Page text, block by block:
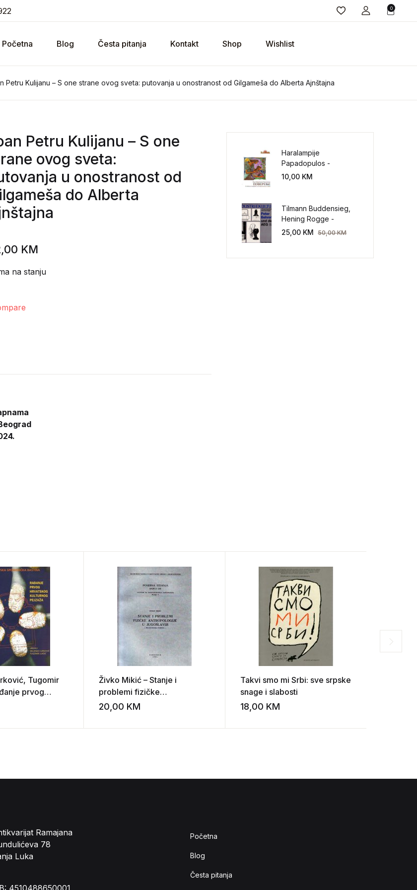
0
Početna Blog Česta pitanja Kontakt Shop Wishlist
Petru Kulijanu – S one strane ovog sveta: putovanja u onostranost od Gilgameša do Alberta Ajnštajna
Petru Kulijanu – S one
ovog sveta:
u onostranost od
do Alberta
KM
na stanju
Haralampije
Papadopulos -
Poverenje: sloboda od
10,00 KM
Tilmann Buddensieg,
Hening Rogge -
Industriekultur: Peter
25,00 KM 50,00KM
Tugomir
prvog
pejzaža
Add to wishlist
Živko Mikić – Stanje i
problemi fizičke
antropologije u Jugoslaviji
20,00 KM Add to wishlist
Takvi smo mi Srbi: sve srpske
snage i slabosti
18,00 KM
Ramajana
78
Luka
4510488650001
Početna
Blog
Česta pitanja